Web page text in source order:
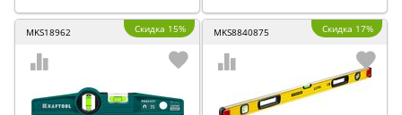
MKS18962 Скидка 15% MKS8840875 Скидка 17%